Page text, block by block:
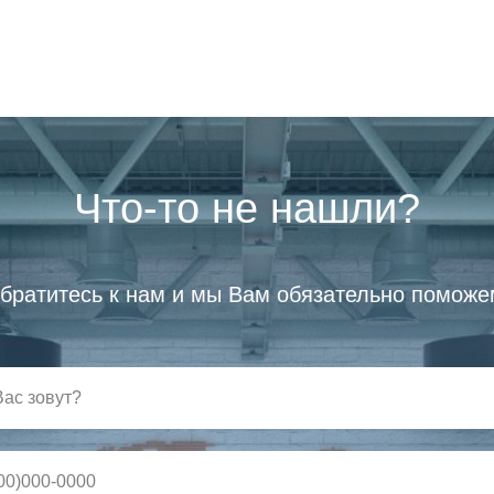
Что-то не нашли?
к нам и мы Вам обязательно